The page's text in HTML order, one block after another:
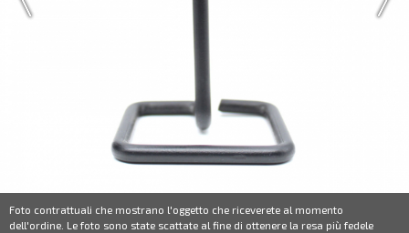
Foto contrattuali che mostrano l'oggetto che riceverete al momento
dell'ordine. Le foto sono state scattate al fine di ottenere la resa più fedele